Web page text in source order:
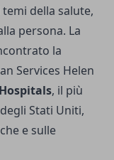
della salute,
persona. La
la
Services Helen
, il più
Stati Uniti,
e sulle